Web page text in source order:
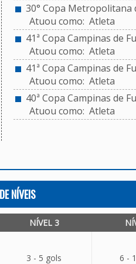
30° Copa Metropolitana
Atuou como: Atleta
41ª Copa Campinas de
Atuou como: Atleta
41ª Copa Campinas de
Atuou como: Atleta
40ª Copa Campinas de
Atuou como: Atleta
NÍVEIS
NÍVEL 3
3 - 5 gols 6 -